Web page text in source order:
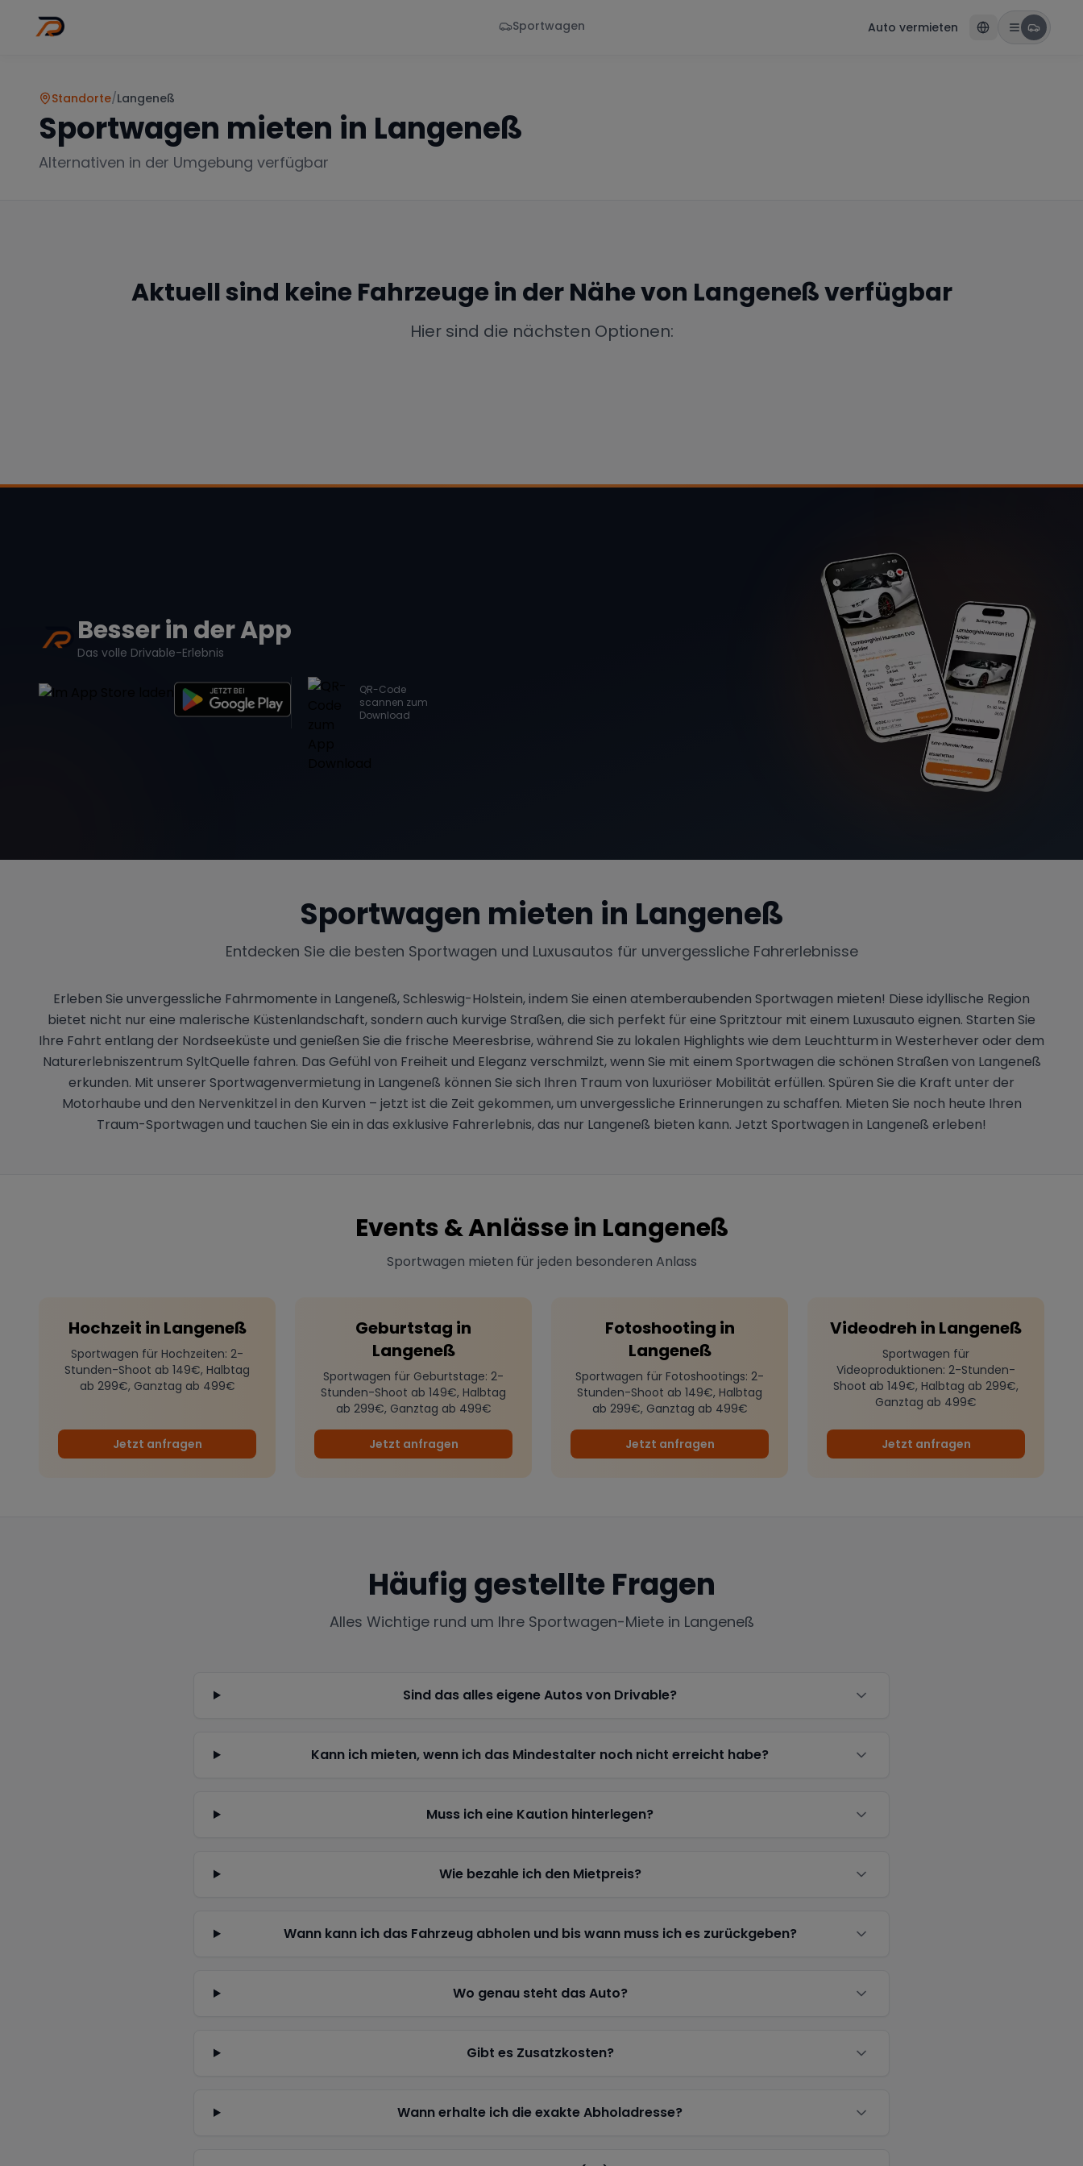
Sportwagen Auto vermieten
Standorte/Langeneß
Sportwagen mieten in Langeneß
Alternativen in der Umgebung verfügbar
Aktuell sind keine Fahrzeuge in der Nähe von Langeneßverfügbar
Hier sind die nächsten Optionen:
Besser in der App
Das volle Drivable-Erlebnis
QR-Code
scannen zum
Download
Sportwagen mieten in Langeneß
Entdecken Sie die besten Sportwagen und Luxusautos für unvergessliche Fahrerlebnisse
Erleben Sie unvergessliche Fahrmomente in Langeneß, Schleswig-Holstein, indem Sie einen atemberaubenden Sportwagen mieten! Diese idyllische Region
bietet nicht nur eine malerische Küstenlandschaft, sondern auch kurvige Straßen, die sich perfekt für eine Spritztour mit einem Luxusauto eignen. Starten Sie
Ihre Fahrt entlang der Nordseeküste und genießen Sie die frische Meeresbrise, während Sie zu lokalen Highlights wie dem Leuchtturm in Westerhever oder dem
Naturerlebniszentrum SyltQuelle fahren. Das Gefühl von Freiheit und Eleganz verschmilzt, wenn Sie mit einem Sportwagen die schönen Straßen von Langeneß
erkunden. Mit unserer Sportwagenvermietung in Langeneß können Sie sich Ihren Traum von luxuriöser Mobilität erfüllen. Spüren Sie die Kraft unter der
Motorhaube und den Nervenkitzel in den Kurven – jetzt ist die Zeit gekommen, um unvergessliche Erinnerungen zu schaffen. Mieten Sie noch heute Ihren
Traum-Sportwagen und tauchen Sie ein in das exklusive Fahrerlebnis, das nur Langeneß bieten kann. Jetzt Sportwagen in Langeneß erleben!
Events & Anlässe in Langeneß
Sportwagen mieten für jeden besonderen Anlass
Hochzeit in Langeneß
Sportwagen für Hochzeiten: 2-
Stunden-Shoot ab 149€, Halbtag
ab 299€, Ganztag ab 499€
Jetzt anfragen
Geburtstag in
Langeneß
Sportwagen für Geburtstage: 2-
Stunden-Shoot ab 149€, Halbtag
ab 299€, Ganztag ab 499€
Jetzt anfragen
Fotoshooting in
Langeneß
Sportwagen für Fotoshootings: 2-
Stunden-Shoot ab 149€, Halbtag
ab 299€, Ganztag ab 499€
Jetzt anfragen
Videodreh in Langeneß
Sportwagen für
Videoproduktionen: 2-Stunden-
Shoot ab 149€, Halbtag ab 299€,
Ganztag ab 499€
Jetzt anfragen
Häufig gestellte Fragen
Alles Wichtige rund um Ihre Sportwagen-Miete in Langeneß
Sind das alles eigene Autos von Drivable?
Kann ich mieten, wenn ich das Mindestalter noch nicht erreicht habe?
Muss ich eine Kaution hinterlegen?
Wie bezahle ich den Mietpreis?
Wann kann ich das Fahrzeug abholen und bis wann muss ich es zurückgeben?
Wo genau steht das Auto?
Gibt es Zusatzkosten?
Wann erhalte ich die exakte Abholadresse?